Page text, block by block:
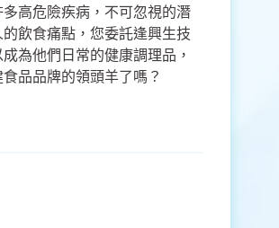
高危險疾病，不可忽視的潛
飲食痛點，您委託逢興生技
為他們日常的健康調理品，
品品牌的領頭羊了嗎？